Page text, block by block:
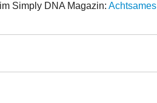
Simply DNA Magazin:Achtsames